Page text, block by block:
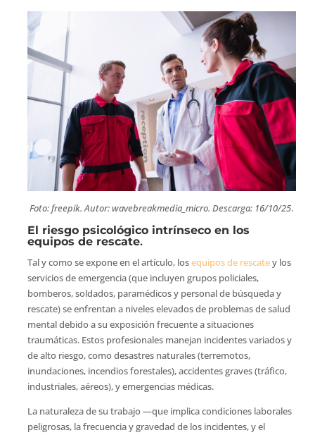
Foto: freepik. Autor: wavebreakmedia_micro. Descarga: 16/10/25.
El riesgo psicológico intrínseco en los
equipos de rescate.
Tal y como se expone en el artículo, losequipos de rescatey los
servicios de emergencia (que incluyen grupos policiales,
bomberos, soldados, paramédicos y personal de búsqueda y
rescate) se enfrentan a niveles elevados de problemas de salud
mental debido a su exposición frecuente a situaciones
traumáticas. Estos profesionales manejan incidentes variados y
de alto riesgo, como desastres naturales (terremotos,
inundaciones, incendios forestales), accidentes graves (tráfico,
industriales, aéreos), y emergencias médicas.
La naturaleza de su trabajo —que implica condiciones laborales
peligrosas, la frecuencia y gravedad de los incidentes, y el